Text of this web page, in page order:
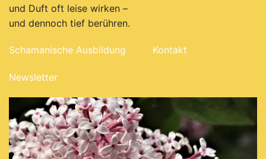
und Duft oft leise wirken –
und dennoch tief berühren.
Schamanische Ausbildung Kontakt
Newsletter